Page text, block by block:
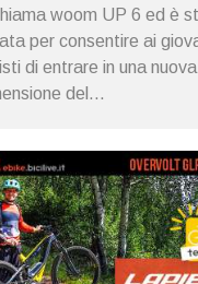
woom UP 6 ed è
per consentire ai
di entrare in una nuova
del...